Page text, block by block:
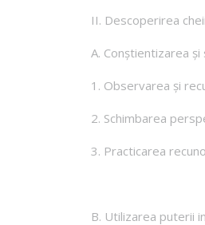
II. Descoperirea
A. Conștientizarea
1. Observarea și
2. Schimbarea
3. Practicarea
B. Utilizarea puterii